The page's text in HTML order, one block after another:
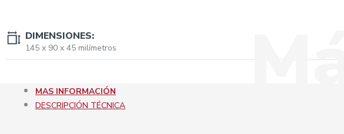
DIMENSIONES:
145 x 90 x 45 milímetros
MAS INFORMACIÓN
DESCRIPCIÓN TÉCNICA